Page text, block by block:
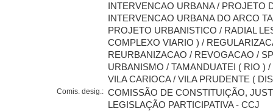
INTERVENCAO URBANA / PROJETO
INTERVENCAO URBANA DO ARCO
PROJETO URBANISTICO / RADIAL
COMPLEXO VIARIO ) /
REURBANIZACAO / REVOGACAO /
URBANISMO / TAMANDUATEI ( RIO )
VILA CARIOCA / VILA PRUDENTE (
Comis. desig.: COMISSÃO DE CONSTITUIÇÃO,
LEGISLAÇÃO PARTICIPATIVA - CCJ